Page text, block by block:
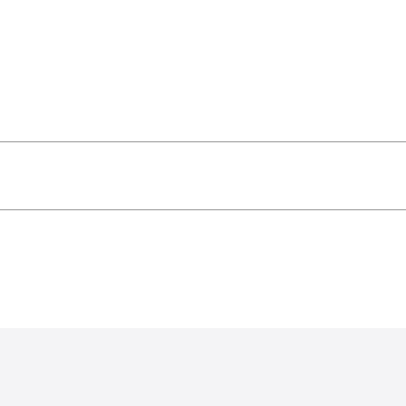
Zielgruppe Erwachsene